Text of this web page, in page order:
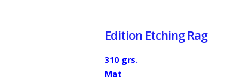
Edition Etching Rag
310 grs.
Mat